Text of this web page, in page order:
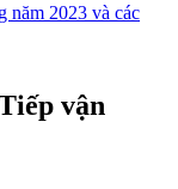
năm 2023 và các
vận